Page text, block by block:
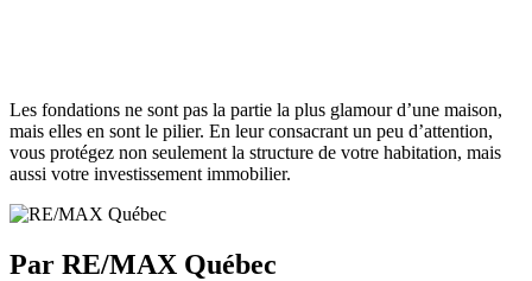
Les fondations ne sont pas la partie la plus glamour d’une maison,
mais elles en sont le pilier. En leur consacrant un peu d’attention,
vous protégez non seulement la structure de votre habitation, mais
aussi votre investissement immobilier.
Par RE/MAX Québec